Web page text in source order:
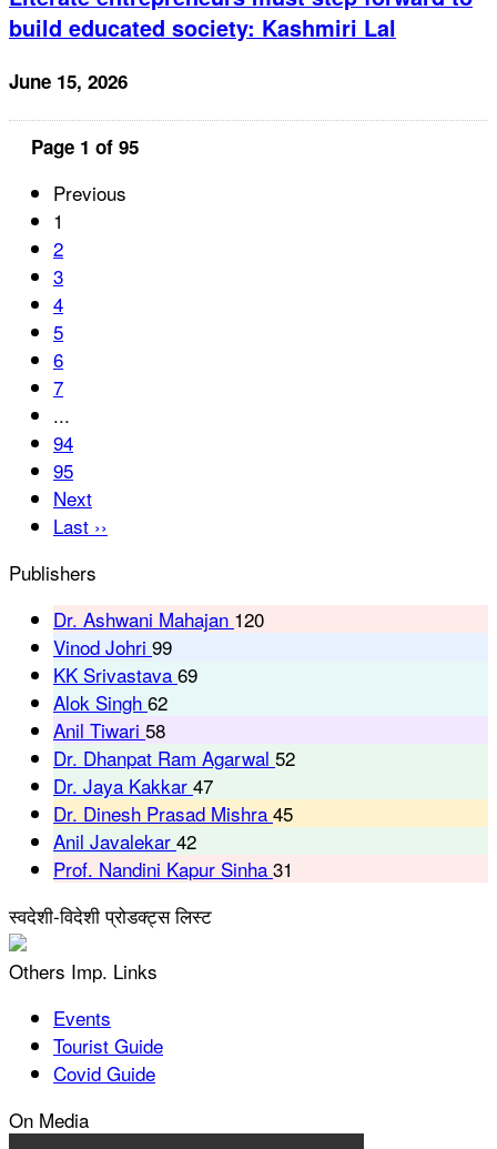
build educated society: Kashmiri Lal
June 15, 2026
Page 1 of 95
Previous
1
2
3
4
5
6
7
...
94
95
Next
Last ››
Publishers
Dr. Ashwani Mahajan 120
Vinod Johri 99
KK Srivastava 69
Alok Singh 62
Anil Tiwari 58
Dr. Dhanpat Ram Agarwal 52
Dr. Jaya Kakkar 47
Dr. Dinesh Prasad Mishra 45
Anil Javalekar 42
Prof. Nandini Kapur Sinha 31
स्वदेशी-विदेशी प्रोडक्ट्स लिस्ट
Others Imp. Links
Events
Tourist Guide
Covid Guide
On Media